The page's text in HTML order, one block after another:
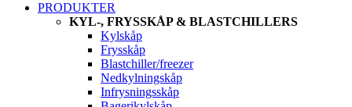
PRODUKTER
KYL-, FRYSSKÅP & BLASTCHILLERS
Kylskåp
Frysskåp
Blastchiller/freezer
Nedkylningskåp
Infrysningsskåp